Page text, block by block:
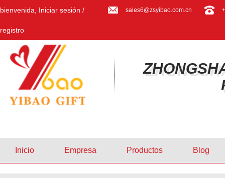
bienvenida, Iniciar sesión /
registro
sales6@zsyibao.com.cn
Inicio Empresa Productos Blog